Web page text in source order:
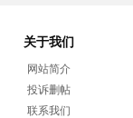
关于我们
网站简介
投诉删帖
联系我们